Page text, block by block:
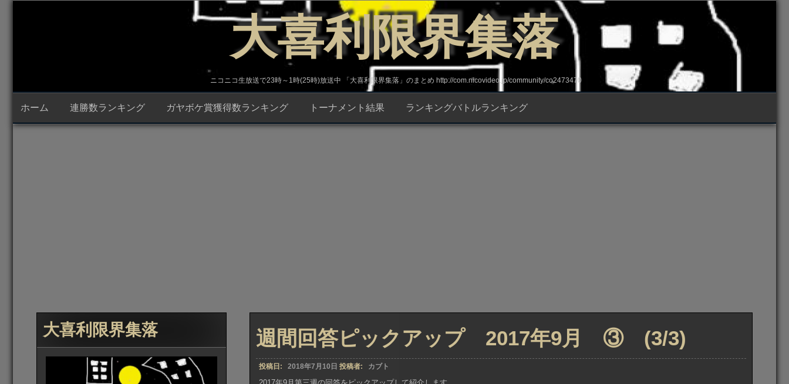
プ
大喜利限界集落
ニコニコ生放送で23時～1時(25時)放送中 「大喜利限界集落」のまとめ http://com.nicovideo.jp/community/co2473470
ホーム 連勝数ランキング ガヤボケ賞獲得数ランキング トーナメント結果 ランキングバトルランキング
週間回答ピックアップ 2017年9月 ③ (3/3)
投稿日: 2018年7月10日 投稿者: カブト
大喜利限界集落